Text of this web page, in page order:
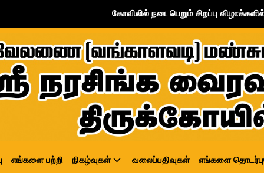
கோவிலில் நடைபெறும் சிறப்பு விழாக்களில்
எங்களை பற்றி நிகழ்வுகள் வலைப்பதிவுகள் எங்களை